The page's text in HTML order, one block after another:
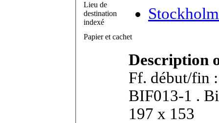
Lieu de
destination
indexé
Papier et cachet
Description
Ff. début/fin
BIF013-1 . Bifeuillet in-4°. Dimensions feuillet :
197 x 153